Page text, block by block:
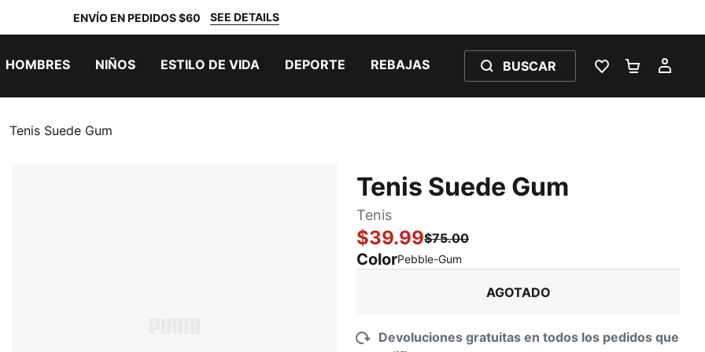
ENVÍO EN PEDIDOS $60 SEE DETAILS
HOMBRES NIÑOS ESTILO DE VIDA DEPORTE REBAJAS BUSCAR
LISTA DE
Tenis Suede Gum
Tenis Suede Gum
Tenis
$39.99$75.00
ColorPebble-Gum
AGOTADO
Devoluciones gratuitas en todos los pedidos que